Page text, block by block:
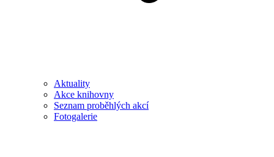
Aktuality
Akce knihovny
Seznam proběhlých akcí
Fotogalerie